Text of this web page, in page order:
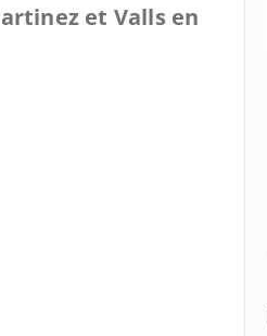
et Valls en